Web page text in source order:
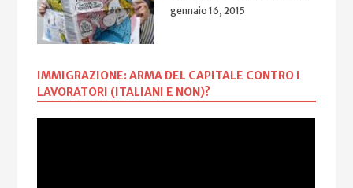
gennaio 16, 2015
IMMIGRAZIONE: ARMA DEL CAPITALE CONTRO I
LAVORATORI (ITALIANI E NON)?